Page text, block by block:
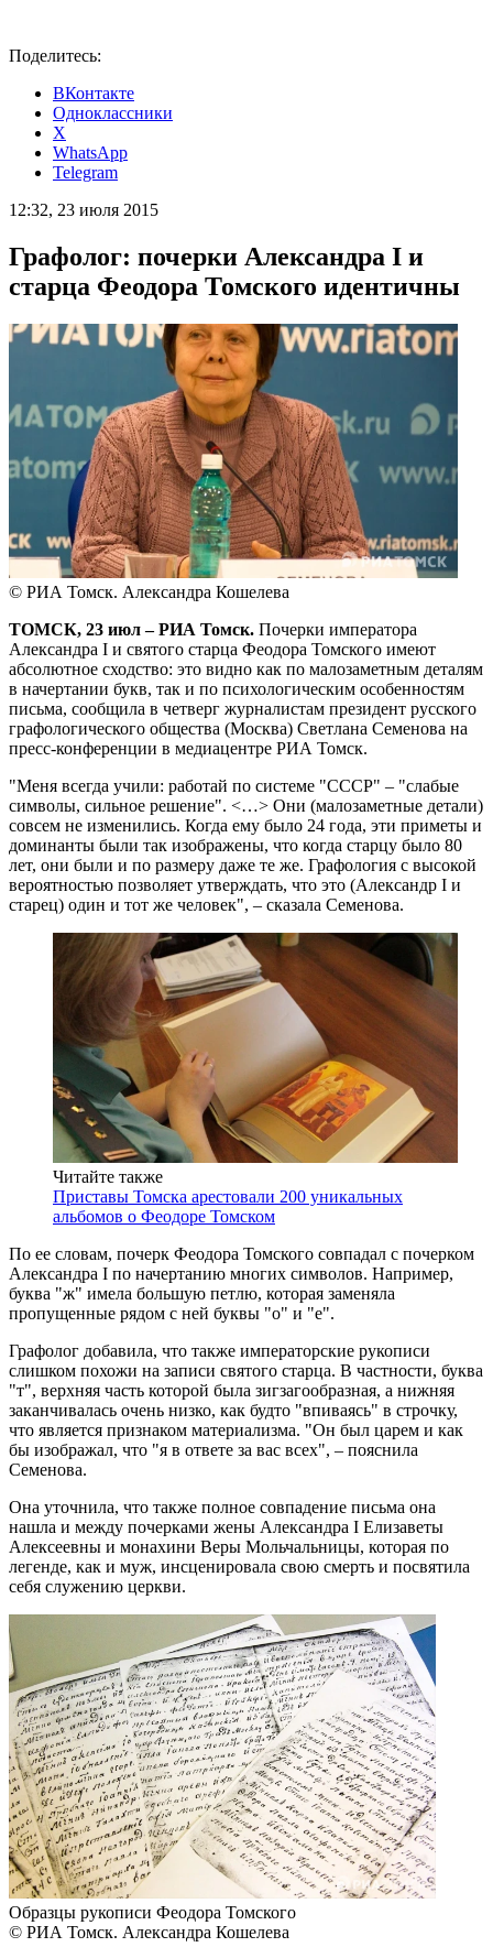
Поделитесь:
ВКонтакте
Одноклассники
X
WhatsApp
Telegram
12:32, 23 июля 2015
Графолог: почерки Александра I и
старца Феодора Томского идентичны
© РИА Томск. Александра Кошелева
ТОМСК, 23 июл – РИА Томск. Почерки императора
Александра I и святого старца Феодора Томского имеют
абсолютное сходство: это видно как по малозаметным деталям
в начертании букв, так и по психологическим особенностям
письма, сообщила в четверг журналистам президент русского
графологического общества (Москва) Светлана Семенова на
пресс-конференции в медиацентре РИА Томск.
"Меня всегда учили: работай по системе "СССР" – "слабые
символы, сильное решение". <…> Они (малозаметные детали)
совсем не изменились. Когда ему было 24 года, эти приметы и
доминанты были так изображены, что когда старцу было 80
лет, они были и по размеру даже те же. Графология с высокой
вероятностью позволяет утверждать, что это (Александр I и
старец) один и тот же человек", – сказала Семенова.
Читайте также
Приставы Томска арестовали 200 уникальных
альбомов о Феодоре Томском
По ее словам, почерк Феодора Томского совпадал с почерком
Александра I по начертанию многих символов. Например,
буква "ж" имела большую петлю, которая заменяла
пропущенные рядом с ней буквы "о" и "е".
Графолог добавила, что также императорские рукописи
слишком похожи на записи святого старца. В частности, буква
"т", верхняя часть которой была зигзагообразная, а нижняя
заканчивалась очень низко, как будто "впиваясь" в строчку,
что является признаком материализма. "Он был царем и как
бы изображал, что "я в ответе за вас всех", – пояснила
Семенова.
Она уточнила, что также полное совпадение письма она
нашла и между почерками жены Александра I Елизаветы
Алексеевны и монахини Веры Мольчальницы, которая по
легенде, как и муж, инсценировала свою смерть и посвятила
себя служению церкви.
Образцы рукописи Феодора Томского
© РИА Томск. Александра Кошелева